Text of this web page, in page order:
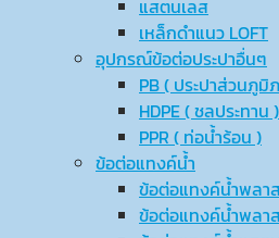
แสตนเลส
เหล็กดำแนว LOFT
อุปกรณ์ข้อต่อประปาอื่นๆ
PB ( ประปาส่วนภูมิ
HDPE ( ชลประทาน )
PPR ( ท่อน้ำร้อน )
ข้อต่อแทงค์น้ำ
ข้อต่อแทงค์น้ำพลา
ข้อต่อแทงค์น้ำพลา